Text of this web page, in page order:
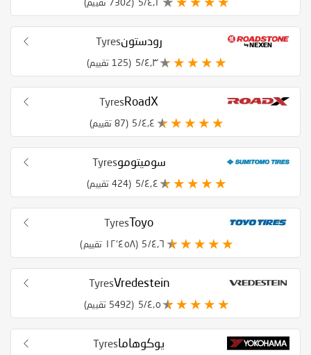
رودستونTyres
٤٫٣/5 (125 تقييم)
RoadX
Tyres
٤٫٤/5 (87 تقييم)
سوميتوموTyres
٤٫٤/5 (424 تقييم)
Toyo
Tyres
٤٫٦/5 (١٢٬٤٥٨ تقييم)
Vredestein
Tyres
٤٫٥/5 (5492 تقييم)
يوكوهاماTyres